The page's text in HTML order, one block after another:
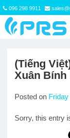
096 298 9911
(Tiếng
Xuân Bính
Posted on
Sorry, this entry